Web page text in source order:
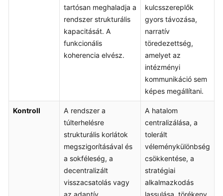
tartósan meghaladja a
rendszer strukturális
kapacitását. A
funkcionális
koherencia elvész.
kulcsszereplők
gyors távozása,
narratív
töredezettség,
amelyet az
intézményi
kommunikáció sem
képes megállítani.
Kontroll
A rendszer a
túlterhelésre
strukturális korlátok
megszigorításával és
a sokféleség, a
decentralizált
visszacsatolás vagy
az adaptív
A hatalom
centralizálása, a
tolerált
véleménykülönbség
csökkentése, a
stratégiai
alkalmazkodás
lassulása, törékeny